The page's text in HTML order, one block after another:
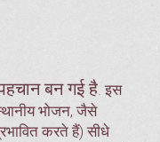
बन गई है. इस
भोजन, जैसे
करते हैं) सीधे